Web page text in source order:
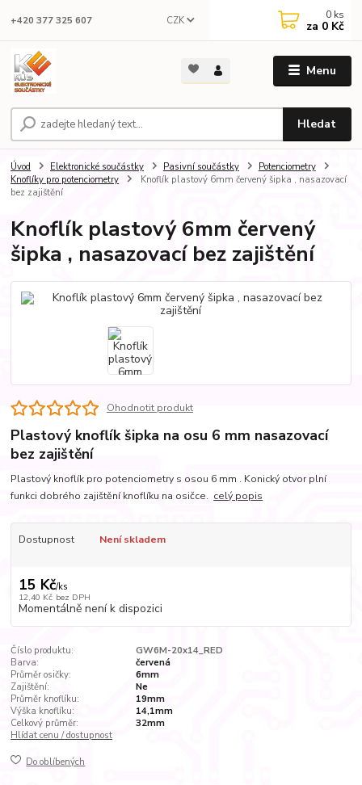
Menu
CZK
Hledat
+420 377 325 607 0 ks
za 0 Kč
Úvod Elektronické součástky Pasivní součástky
Potenciometry
Knoflíky pro potenciometry
Knoflík plastový 6mm červený šipka , nasazovací
bez zajištění
Knoflík plastový 6mm červený
šipka , nasazovací bez zajištění
Ohodnotit produkt
Plastový knoflík šipka na osu 6 mm nasazovací
bez zajištění
Plastový knoflík pro potenciometry s osou 6 mm . Konický otvor plní
funkci dobrého zajištění knoflíku na osičce. celý popis
Dostupnost Není skladem
15 Kč/ks
12,40 Kč bez DPH
Momentálně není k dispozici
Číslo produktu:
GW6M-20x14_RED
Barva:
červená
Průměr osičky:
6mm
Zajištění:
Ne
Průměr knoflíku:
19mm
Výška knoflíku:
14,1mm
Celkový průměr:
32mm
Hlídat cenu / dostupnost
Do oblíbených